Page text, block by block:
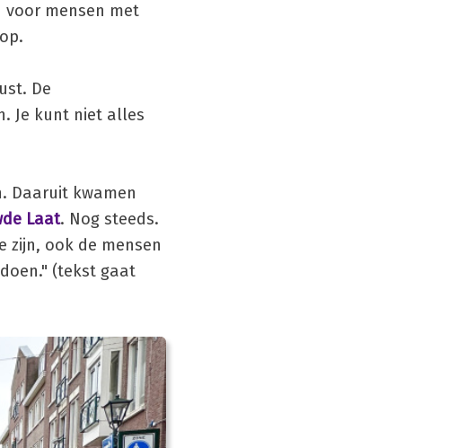
mensen met
De
Je kunt niet alles
Daaruit kwamen
Laat. Nog steeds.
zijn, ook de mensen
(tekst gaat